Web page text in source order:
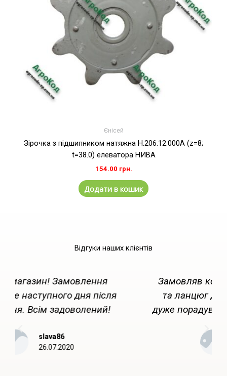
Єнісей
Зірочка з підшипником натяжна H.206.12.000А (z=8;
t=38.0) елеватора НИВА
154.00 грн.
Додати в кошик
Відгуки наших клієнтів
Замовляв комплект приводних зірок
та ланцюг до них. Якість на висоті,
дуже порадували. Звертатимуся знову.